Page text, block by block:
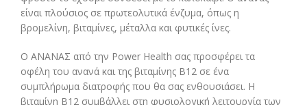
είναι πλούσιος σε πρωτεολυτικά ένζυμα, όπως η
βρομελίνη, βιταμίνες, μέταλλα και φυτικές ίνες.
Ο ΑΝΑΝΑΣ από την Power Health σας προσφέρει τα
οφέλη του ανανά και της βιταμίνης Β12 σε ένα
συμπλήρωμα διατροφής που θα σας ενθουσιάσει. Η
βιταμίνη Β12 συμβάλλει στη φυσιολογική λειτουργία των